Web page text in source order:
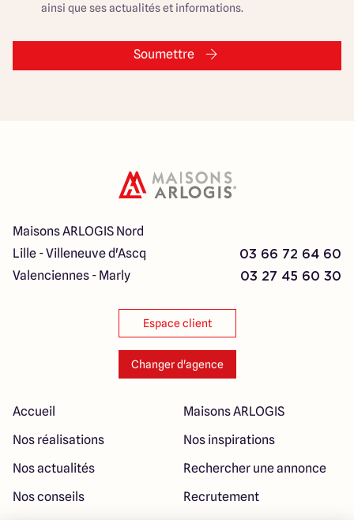
ainsi que ses actualités et informations.
Soumettre
Maisons ARLOGIS Nord
Lille - Villeneuve d'Ascq
03 66 72 64 60
Valenciennes - Marly 03 27 45 60 30
Espace client
Changer d'agence
Accueil
Maisons ARLOGIS
Nos réalisations
Nos inspirations
Nos actualités
Rechercher une annonce
Nos conseils
Recrutement